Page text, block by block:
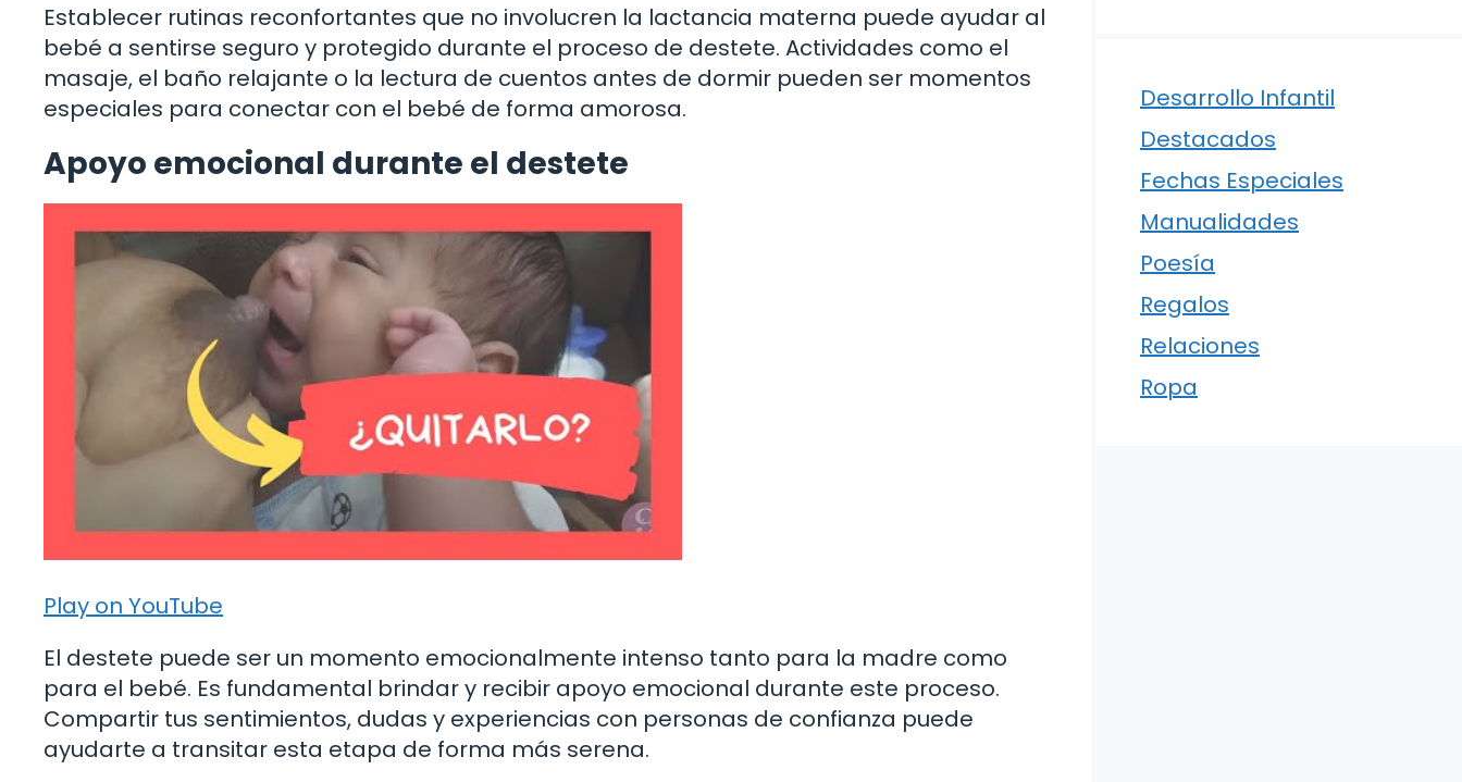
Establecer rutinas reconfortantes que no involucren la lactancia materna puede ayudar al
bebé a sentirse seguro y protegido durante el proceso de destete. Actividades como el
masaje, el baño relajante o la lectura de cuentos antes de dormir pueden ser momentos
especiales para conectar con el bebé de forma amorosa.
Apoyo emocional durante el destete
Play on YouTube
El destete puede ser un momento emocionalmente intenso tanto para la madre como
para el bebé. Es fundamental brindar y recibir apoyo emocional durante este proceso.
Compartir tus sentimientos, dudas y experiencias con personas de confianza puede
ayudarte a transitar esta etapa de forma más serena.
Desarrollo Infantil
Destacados
Fechas Especiales
Manualidades
Poesía
Regalos
Relaciones
Ropa